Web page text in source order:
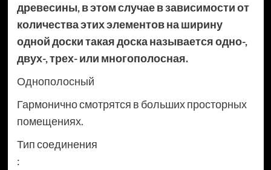
древесины, в этом случае в зависимости от
количества этих элементов на ширину
одной доски такая доска называется одно-,
двух-, трех- или многополосная.
Однополосный
Гармонично смотрятся в больших просторных
помещениях.
Тип соединения
: